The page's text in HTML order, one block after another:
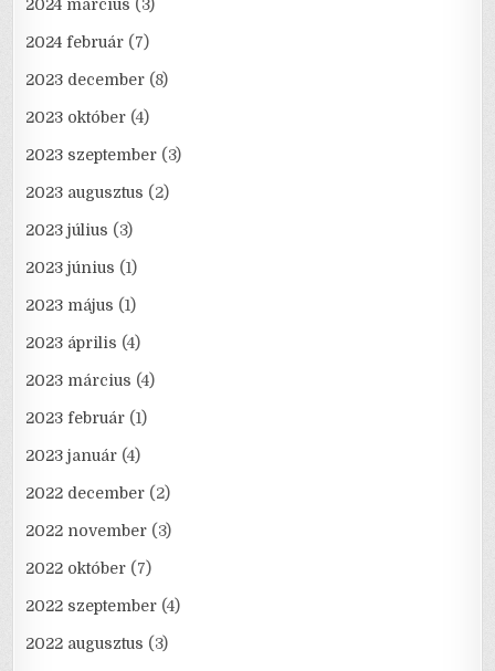
2024 március (3)
2024 február (7)
2023 december (8)
2023 október (4)
2023 szeptember (3)
2023 augusztus (2)
2023 július (3)
2023 június (1)
2023 május (1)
2023 április (4)
2023 március (4)
2023 február (1)
2023 január (4)
2022 december (2)
2022 november (3)
2022 október (7)
2022 szeptember (4)
2022 augusztus (3)